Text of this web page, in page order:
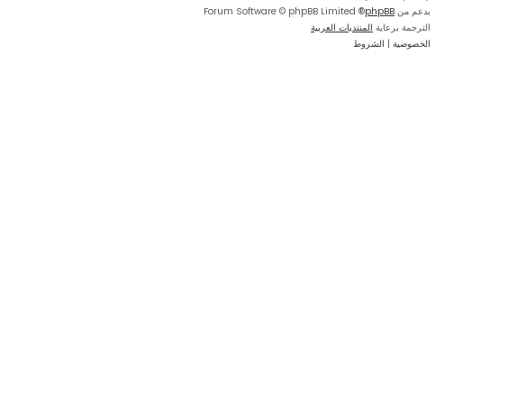
بدعم من phpBB
® Forum Software © phpBB Limited
الترجمة برعاية المنتديات العربية
الخصوصية | الشروط